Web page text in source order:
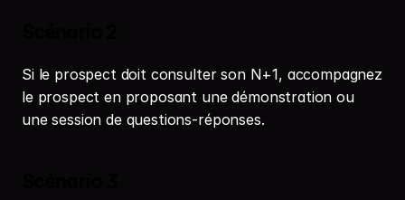
Si le prospect doit consulter son N+1, accompagnez
le prospect en proposant une démonstration ou
une session de questions-réponses.